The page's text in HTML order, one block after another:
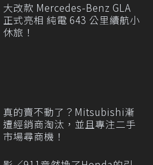
大改款 Mercedes-Benz GLA
正式亮相 純電 643 公里續航小
休旅！
真的賣不動了？Mitsubishi漸
遭經銷商淘汰，並且專注二手
市場尋商機！